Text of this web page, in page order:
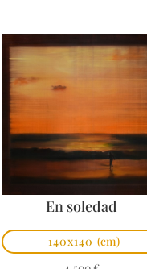
En soledad
140x140 (cm)